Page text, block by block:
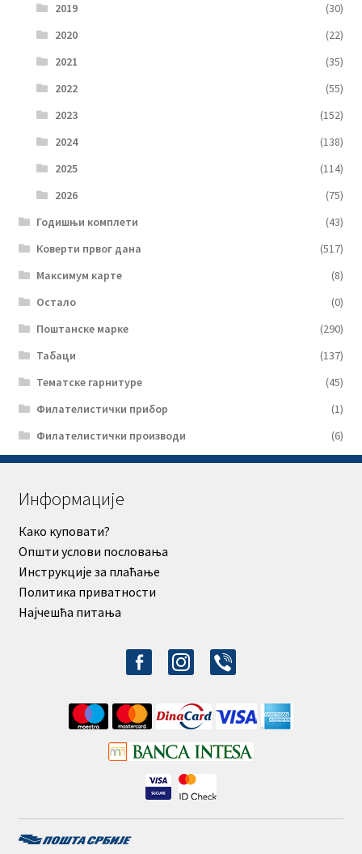
2019
(30)
2020
(22)
2021
(35)
2022
(55)
2023
(152)
2024
(138)
2025
(114)
2026
(75)
Годишњи комплети
(43)
Коверти првог дана
(517)
Максимум карте
(8)
Остало
(0)
Поштанске марке
(290)
Табаци
(137)
Тематске гарнитуре
(45)
Филателистички прибор
(1)
Филателистички производи
(6)
Информације
Како куповати?
Општи услови пословања
Инструкције за плаћање
Политика приватности
Најчешћа питања
facebook-
alt
instagram
viber